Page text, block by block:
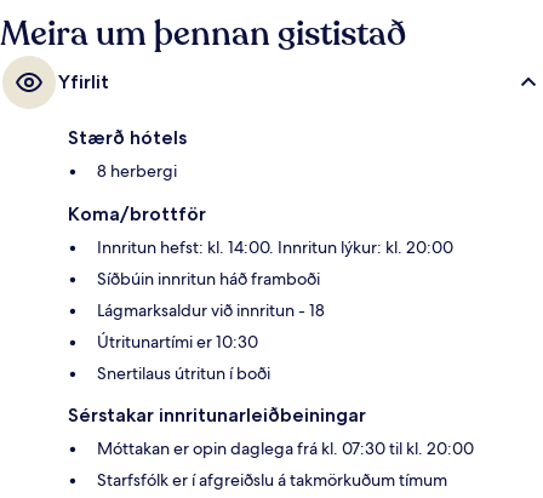
Meira um þennan gististað
Yfirlit
Stærð hótels
8 herbergi
Koma/brottför
Innritun hefst: kl. 14:00. Innritun lýkur: kl. 20:00
Síðbúin innritun háð framboði
Lágmarksaldur við innritun - 18
Útritunartími er 10:30
Snertilaus útritun í boði
Sérstakar innritunarleiðbeiningar
Móttakan er opin daglega frá kl. 07:30 til kl. 20:00
Starfsfólk er í afgreiðslu á takmörkuðum tímum